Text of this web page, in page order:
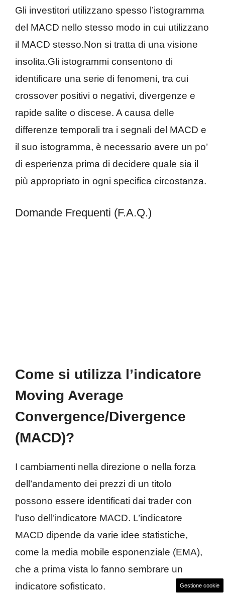
Gli investitori utilizzano spesso l’istogramma
del MACD nello stesso modo in cui utilizzano
il MACD stesso.Non si tratta di una visione
insolita.Gli istogrammi consentono di
identificare una serie di fenomeni, tra cui
crossover positivi o negativi, divergenze e
rapide salite o discese. A causa delle
differenze temporali tra i segnali del MACD e
il suo istogramma, è necessario avere un po’
di esperienza prima di decidere quale sia il
più appropriato in ogni specifica circostanza.
Domande Frequenti (F.A.Q.)
Come si utilizza l’indicatore
Moving Average
Convergence/Divergence
(MACD)?
I cambiamenti nella direzione o nella forza
dell’andamento dei prezzi di un titolo
possono essere identificati dai trader con
l’uso dell’indicatore MACD. L’indicatore
MACD dipende da varie idee statistiche,
come la media mobile esponenziale (EMA),
che a prima vista lo fanno sembrare un
indicatore sofisticato.
Gestione cookie